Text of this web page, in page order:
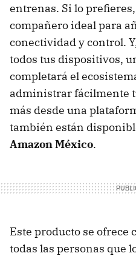
entrenas. Si lo
compañero ideal para
conectividad y control.
todos tus dispositivos,
completará el
administrar fácilmente
más desde una
también están
Amazon México.
Este producto se ofrece
todas las personas que